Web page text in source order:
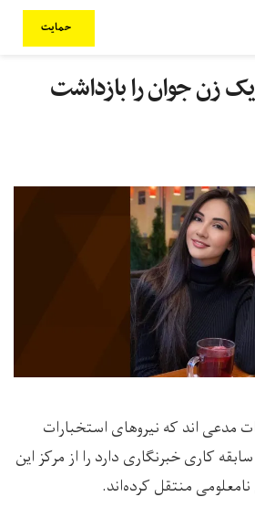
حمایت
زن جوان را بازداشت
مدعی اند که نیروهای استخبارات
کاری خبرنگاری دارد را از مرکز این
منتقل کرده‌اند.